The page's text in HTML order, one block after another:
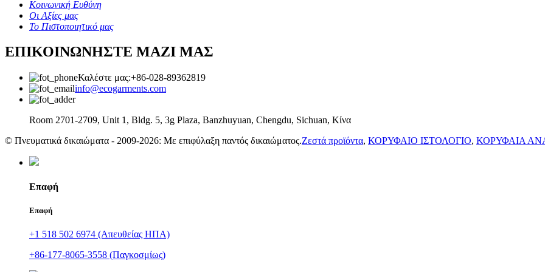
Κοινωνική Ευθύνη
Οι Αξίες μας
Το Πιστοποιητικό μας
ΕΠΙΚΟΙΝΩΝΗΣΤΕ ΜΑΖΙ ΜΑΣ
Καλέστε μας:+86-028-89362819
info@ecogarments.com
Room 2701-2709, Unit 1, Bldg. 5, 3g Plaza, Banzhuyuan, Chengdu, Sichuan, Κίνα
© Πνευματικά δικαιώματα - 2009-2026: Με επιφύλαξη παντός δικαιώματος.Ζεστά προϊόντα, ΚΟΡΥΦΑΙΟ ΙΣΤΟΛΟΓΙΟ, ΚΟΡΥΦΑΙΑ
Επαφή
Επαφή
+1 518 502 6974 (Απευθείας ΗΠΑ)
+86-177-8065-3558 (Παγκοσμίως)